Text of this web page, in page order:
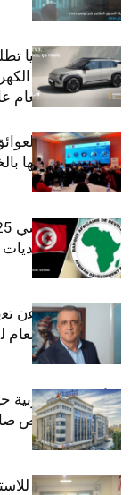
سيتي كارز – كيا
بلقب سيارة العام
بين الطموح
استعادة كفاءاتها
الاجتماعي وتحديات
ﺗﯾﺗرا ﺑﺎك ﺗﻌﻠن ﻋن
ﻣﻧﺻب اﻟﻣدﯾر
وﻏرب أﻓرﯾﻘﯾﺎ
فاعل رائد بفرص
(+34.8%)
الهيئة التونسية